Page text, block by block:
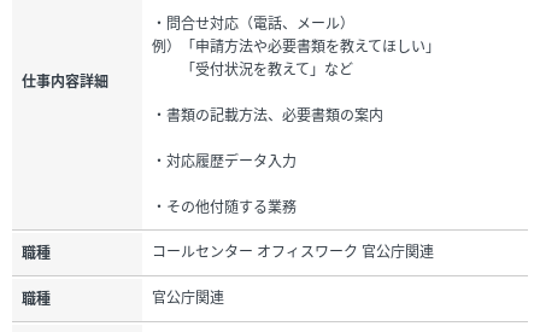
仕事内容詳細
・問合せ対応（電話、メール）
例）「申請方法や必要書類を教えてほしい」
「受付状況を教えて」など
・書類の記載方法、必要書類の案内
・対応履歴データ入力
・その他付随する業務
職種 コールセンター オフィスワーク 官公庁関連
職種 官公庁関連